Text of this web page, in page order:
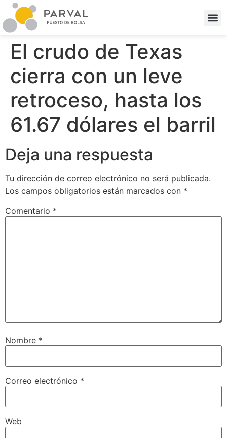
El crudo de Texas
cierra con un leve
retroceso, hasta los
61.67 dólares el barril
Deja una respuesta
Tu dirección de correo electrónico no será publicada.
Los campos obligatorios están marcados con *
Comentario *
Nombre *
Correo electrónico *
Web